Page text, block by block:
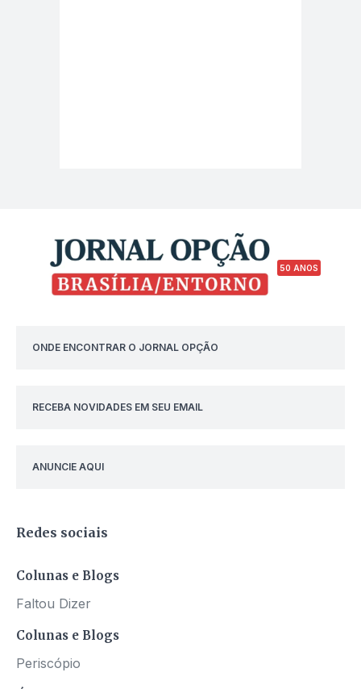
50 ANOS
ONDE ENCONTRAR O JORNAL OPÇÃO
RECEBA NOVIDADES EM SEU EMAIL
ANUNCIE AQUI
Redes sociais
Colunas e Blogs
Faltou Dizer
Colunas e Blogs
Periscópio